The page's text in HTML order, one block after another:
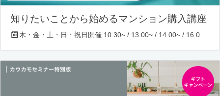
知りたいことから始めるマンション購入講座